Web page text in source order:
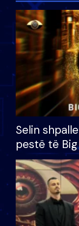
Selin
pestë të
çmimin e